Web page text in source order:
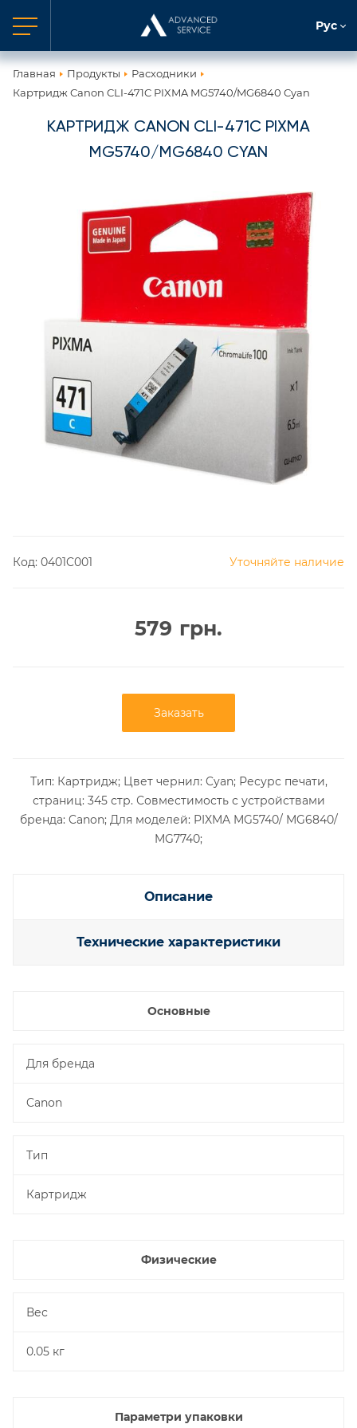
Рус
Главная Продукты
Расходники
Картридж Canon CLI-471C PIXMA MG5740/MG6840 Cyan
КАРТРИДЖ CANON CLI-471C PIXMA
MG5740/MG6840 CYAN
Код: 0401C001 Уточняйте наличие
579 грн.
Заказать
Тип: Картридж; Цвет чернил: Cyan; Ресурс печати,
страниц: 345 стр. Совместимость с устройствами
бренда: Canon; Для моделей: PIXMA MG5740/ MG6840/
MG7740;
Описание
Технические характеристики
Основные
Для бренда
Canon
Тип
Картридж
Физические
Вес
0.05 кг
Параметри упаковки